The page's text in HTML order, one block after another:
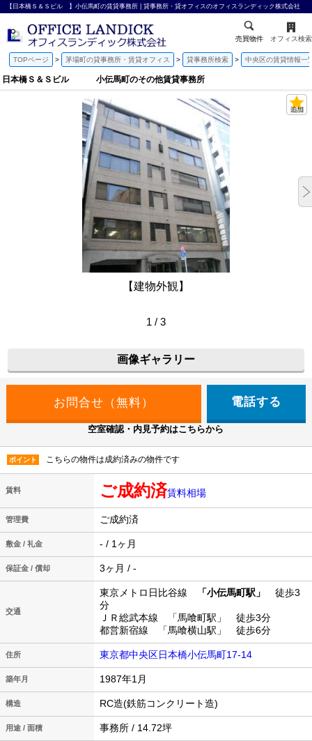
【日本橋Ｓ＆Ｓビル 】小伝馬町の賃貸事務所 | 貸事務所・貸オフィスのオフィスランディック株式会社
売買物件 オフィス検索
TOPページ 茅場町の貸事務所・賃貸オフィス 貸事務所検索 中央区の賃貸情報一
日本橋Ｓ＆Ｓビル 小伝馬町のその他賃貸事務所
【建物外観】
1 / 3
画像ギャラリー
電話する
空室確認・内見予約はこちらから
ポイント こちらの物件は成約済みの物件です
賃料 ご成約済賃料相場
管理費 ご成約済
敷金 / 礼金 - / 1ヶ月
保証金 / 償却 3ヶ月 / -
交通
東京メトロ日比谷線 「小伝馬町駅」
徒歩3
分
ＪＲ総武本線 「馬喰町駅」 徒歩3分
都営新宿線 「馬喰横山駅」 徒歩6分
住所 東京都中央区日本橋小伝馬町17-14
築年月 1987年1月
構造 RC造(鉄筋コンクリート造)
用途 / 面積 事務所 / 14.72坪